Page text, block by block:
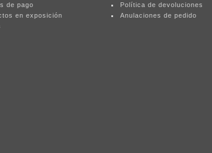
de pago
en exposición
Política de devoluciones
Anulaciones de pedido